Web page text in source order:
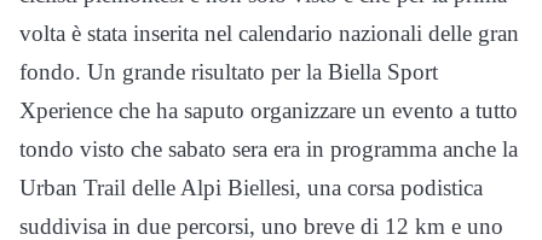
volta è stata inserita nel calendario nazionali delle gran
fondo. Un grande risultato per la Biella Sport
Xperience che ha saputo organizzare un evento a tutto
tondo visto che sabato sera era in programma anche la
Urban Trail delle Alpi Biellesi, una corsa podistica
suddivisa in due percorsi, uno breve di 12 km e uno